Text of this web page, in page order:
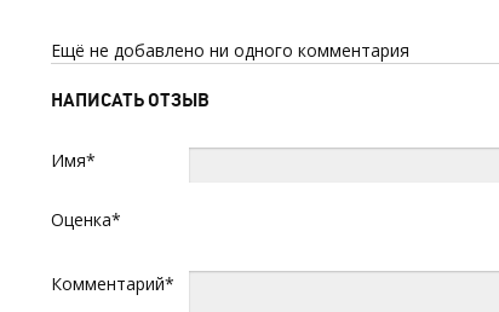
Ещё не добавлено ни одного комментария
НАПИСАТЬ ОТЗЫВ
Имя*
Оценка*
Комментарий*